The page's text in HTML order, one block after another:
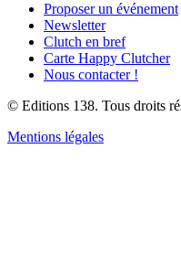
Proposer un événement
Newsletter
Clutch en bref
Carte Happy Clutcher
Nous contacter !
© Editions 138. Tous droits
Mentions légales